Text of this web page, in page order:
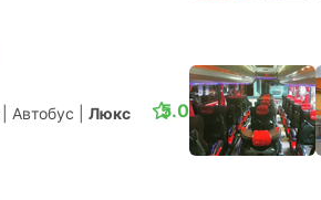
Автобус Люкс 5.0